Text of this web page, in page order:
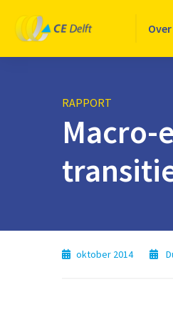
Logo
CE
Delft
RAPPORT
Macro-
oktober 2014